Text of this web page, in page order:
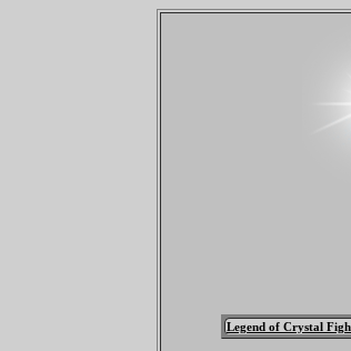
Legend of Crystal